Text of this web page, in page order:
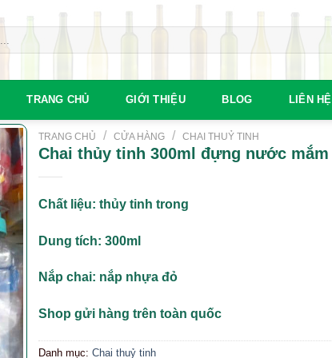
TRANG CHỦ GIỚI THIỆU BLOG LIÊN HỆ
TRANG CHỦ / CỬA HÀNG / CHAI THUỶ TINH
Chai thủy tinh 300ml đựng nước mắm
Chất liệu: thủy tinh trong
Dung tích: 300ml
Nắp chai: nắp nhựa đỏ
Shop gửi hàng trên toàn quốc
Danh mục:Chai thuỷ tinh